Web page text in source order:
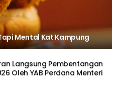
Mental Kat Kampung
Langsung Pembentangan
Oleh YAB Perdana Menteri